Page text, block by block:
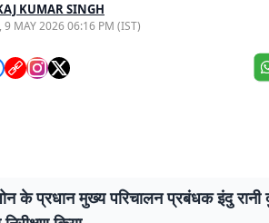
KUMAR SINGH
9 MAY 2026 06:16 PM (IST)
के प्रधान मुख्य परिचालन प्रबंधक इंदु